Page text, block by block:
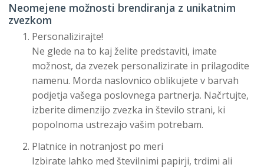
Neomejene možnosti brendiranja z unikatnim
zvezkom
Personalizirajte!
Ne glede na to kaj želite predstaviti, imate
možnost, da zvezek personalizirate in prilagodite
namenu. Morda naslovnico oblikujete v barvah
podjetja vašega poslovnega partnerja. Načrtujte,
izberite dimenzijo zvezka in število strani, ki
popolnoma ustrezajo vašim potrebam.
Platnice in notranjost po meri
Izbirate lahko med številnimi papirji, trdimi ali